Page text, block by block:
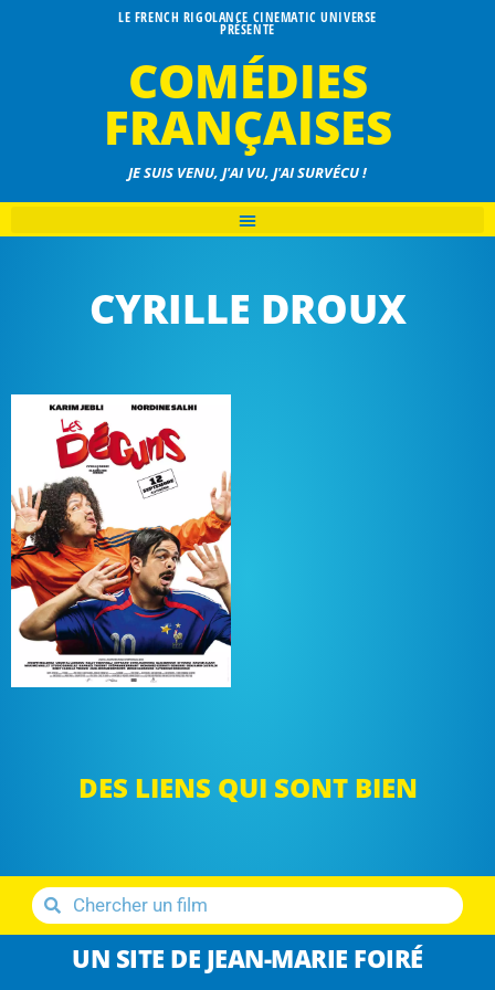
LE FRENCH RIGOLANCE CINEMATIC UNIVERSE
PRÉSENTE
COMÉDIES
FRANÇAISES
JE SUIS VENU, J'AI VU, J'AI SURVÉCU !
CYRILLE DROUX
DES LIENS QUI SONT BIEN
UN SITE DE JEAN-MARIE FOIRÉ